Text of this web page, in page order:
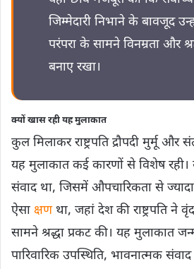
जिम्मेदारी निभाने के बावजूद
परंपरा के सामने विनम्रता और
बनाए रखा।
क्यों खास रही यह मुलाकात
कुल मिलाकर राष्ट्रपति द्रौपदी मुर्मू और
यह मुलाकात कई कारणों से विशेष
संवाद था, जिसमें औपचारिकता से
ऐसा क्षणथा, जहां देश की राष्ट्रपति ने
सामने श्रद्धा प्रकट की। यह मुलाकात
पारिवारिक उपस्थिति, भावनात्मक